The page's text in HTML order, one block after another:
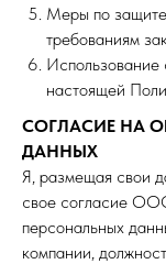
Меры по защите
требованиям
Использование
настоящей
СОГЛАСИЕ НА
ДАННЫХ
Я, размещая свои
свое согласие
персональных
компании,